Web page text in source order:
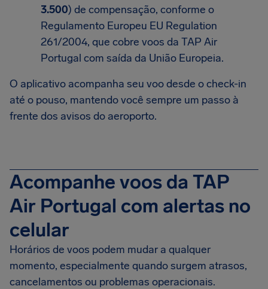
3.500) de compensação, conforme o
Regulamento Europeu EU Regulation
261/2004, que cobre voos da TAP Air
Portugal com saída da União Europeia.
O aplicativo acompanha seu voo desde o check-in
até o pouso, mantendo você sempre um passo à
frente dos avisos do aeroporto.
Acompanhe voos da TAP
Air Portugal com alertas no
celular
Horários de voos podem mudar a qualquer
momento, especialmente quando surgem atrasos,
cancelamentos ou problemas operacionais.